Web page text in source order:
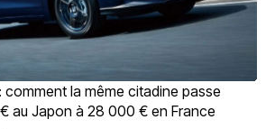
comment la même citadine passe
au Japon à 28 000 € en France